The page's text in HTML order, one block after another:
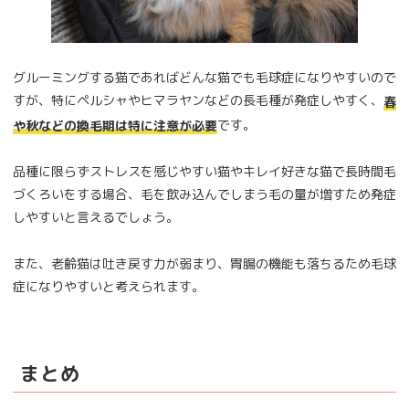
グルーミングする猫であればどんな猫でも毛球症になりやすいので
すが、特にペルシャやヒマラヤンなどの長毛種が発症しやすく、 春
や秋などの換毛期は特に注意が必要です。
品種に限らずストレスを感じやすい猫やキレイ好きな猫で長時間毛
づくろいをする場合、毛を飲み込んでしまう毛の量が増すため発症
しやすいと言えるでしょう。
また、老齢猫は吐き戻す力が弱まり、胃腸の機能も落ちるため毛球
症になりやすいと考えられます。
まとめ